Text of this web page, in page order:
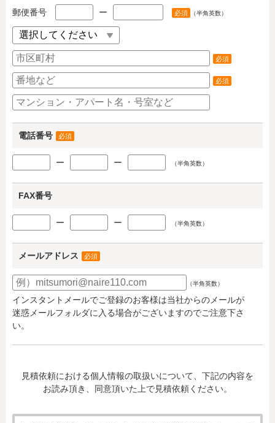
郵便番号 ー 必須 （半角英数）
必須
必須
電話番号 必須
ー ー （半角英数）
FAX番号
ー ー （半角英数）
メールアドレス 必須
（半角英数）
インスタントメールでご登録のお客様は当社からのメールが
迷惑メールフォルダに入る場合がございますのでご注意下さ
い。
見積依頼における個人情報の取扱いについて、下記の内容を
お読み頂き、同意頂いた上で見積依頼ください。